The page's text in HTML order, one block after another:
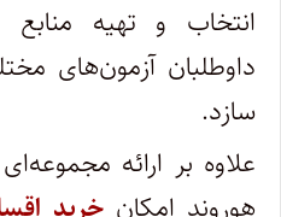
انتخاب و تهیه منابع
داوطلبان آزمون‌های
سازد.
علاوه بر ارائه
هوروند امکان خرید